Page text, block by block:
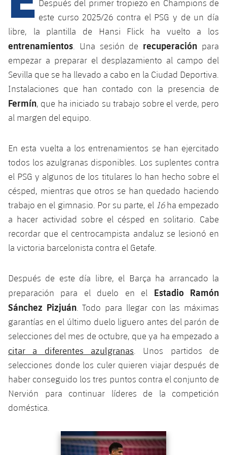
plusicon
más
Instalaciones
Spotify Camp Nou
Palau Blaugrana
Barça Cafe
Ciutat Esportiva
La Masia
plusicon
más
Servicios
Servicios Médicos
plusicon
más
Acreditaciones
SUB13
SUB12
SUB11 A
SUB10 A
SUB10 B
SUB9 A
SUB9 B
SUB8 A
SUB8 B
SUB13 B
SUB12 C
SUB11 C
Entradas
Gameday Shows
Resultados
Clasificación
Fotos
Historia
Palmarés
Base
Barça Atlètic
Cadete A
Cadete B
Infantil B
Mini
Campus Verano
PLUSICON
MÁS
Primer Equipo
plusicon
más
Actualidad
Calendario
Resultados
Clasificaciones
Jugadores
Fotos
Palmarés
Barça Atlètic
plusicon
más
Actualidad
Resultados
Clasificaciones
Jugadores
Fotos
Base
plusicon
más
Juvenil
Cadete A
Cadete B
Infantil A
PLUSICON
MÁS
Primer equipo
plusicon
más
Actualidad
Calendario
Entradas
Resultados
Clasificaciones
Jugadors
Fotos
Palmarés
Historia
plusicon
más
Actualidad
Calendario
Resultados
Jugadores
Clasificaciones
plusicon
más
Actualidad
Juvenil
Cadete
Alevín
Campus Verano
PLUSICON
MÁS
Primer equipo
plusicon
más
Actualidad
Entradas
Resultados
Clasificaciones
Barça Atlètic
plusicon
más
Actualidad
Calendario
Resultados
Jugadores
Base
plusicon
más
Actualidad
Junior
Campus Verano
Información general
plusicon
Después del primer tropiezo en Champions de
este curso 2025/26 contra el PSG y de un día
libre, la plantilla de Hansi Flick ha vuelto a los
entrenamientos . Una sesión de recuperación para
empezar a preparar el desplazamiento al campo del
Sevilla que se ha llevado a cabo en la Ciudad Deportiva.
Instalaciones que han contado con la presencia de
Fermín, que ha iniciado su trabajo sobre el verde, pero
al margen del equipo.
En esta vuelta a los entrenamientos se han ejercitado
todos los azulgranas disponibles. Los suplentes contra
el PSG y algunos de los titulares lo han hecho sobre el
césped, mientras que otros se han quedado haciendo
trabajo en el gimnasio. Por su parte, el 16ha empezado
a hacer actividad sobre el césped en solitario. Cabe
recordar que el centrocampista andaluz se lesionó en
la victoria barcelonista contra el Getafe.
Después de este día libre, el Barça ha arrancado la
preparación para el duelo en el Estadio Ramón
Sánchez Pizjuán. Todo para llegar con las máximas
garantías en el último duelo liguero antes del parón de
selecciones del mes de octubre, que ya ha empezado a
citar a diferentes azulgranas . Unos partidos de
selecciones donde los culer quieren viajar después de
haber conseguido los tres puntos contra el conjunto de
Nervión para continuar líderes de la competición
doméstica.
label.aria.chevronleft